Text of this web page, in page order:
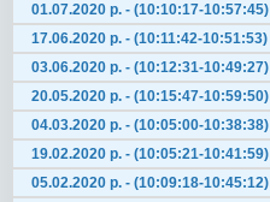
01.07.2020 р. - (10:10:17-10:57:45)
17.06.2020 р. - (10:11:42-10:51:53)
03.06.2020 р. - (10:12:31-10:49:27)
20.05.2020 р. - (10:15:47-10:59:50)
04.03.2020 р. - (10:05:00-10:38:38)
19.02.2020 р. - (10:05:21-10:41:59)
05.02.2020 р. - (10:09:18-10:45:12)